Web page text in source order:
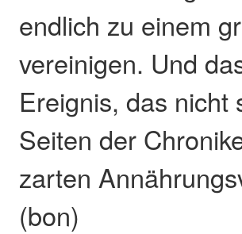
endlich zu einem
vereinigen. Und
Ereignis, das nicht
Seiten der
zarten
(bon)